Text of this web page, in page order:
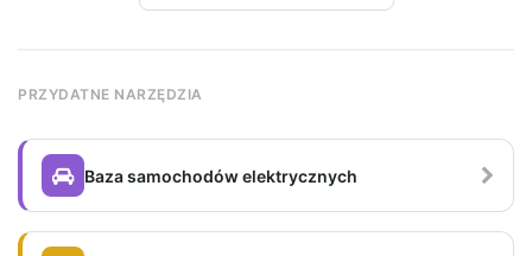
PRZYDATNE NARZĘDZIA
Baza samochodów elektrycznych